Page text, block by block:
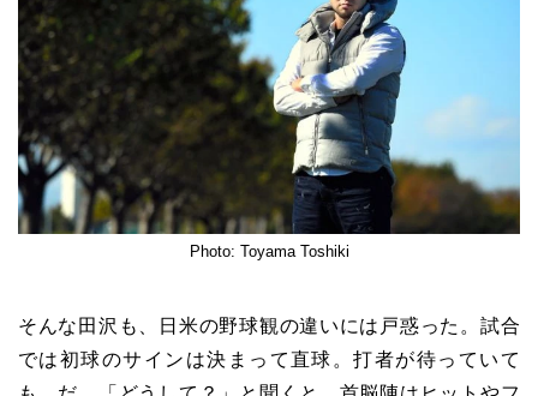
Photo: Toyama Toshiki
そんな田沢も、日米の野球観の違いには戸惑った。試合
では初球のサインは決まって直球。打者が待っていて